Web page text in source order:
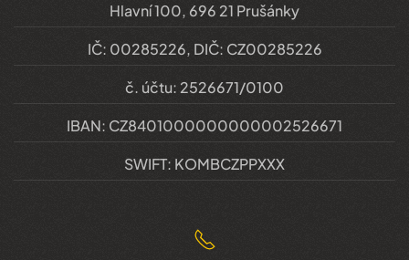
Hlavní 100, 696 21 Prušánky
IČ: 00285226, DIČ: CZ00285226
č. účtu: 2526671/0100
IBAN: CZ8401000000000002526671
SWIFT: KOMBCZPPXXX